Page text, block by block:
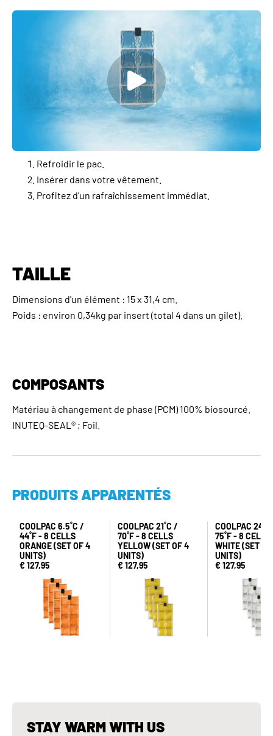
Refroidir le pac.
Insérer dans votre vêtement.
Profitez d'un rafraîchissement immédiat.
TAILLE
Dimensions d'un élément : 15 x 31,4 cm.
Poids : environ 0,34kg par insert (total 4 dans un gilet).
COMPOSANTS
Matériau à changement de phase (PCM) 100% biosourcé.
INUTEQ-SEAL® ; Foil.
PRODUITS APPARENTÉS
COOLPAC 6.5˚C /
44˚F - 8 CELLS
ORANGE (SET OF 4
UNITS)
€ 127,95
COOLPAC 21˚C /
70˚F - 8 CELLS
YELLOW (SET OF 4
UNITS)
€ 127,95
COOLPAC
75˚F - 8 CELLS
WHITE (SET
UNITS)
€ 127,95
STAY WARM WITH US